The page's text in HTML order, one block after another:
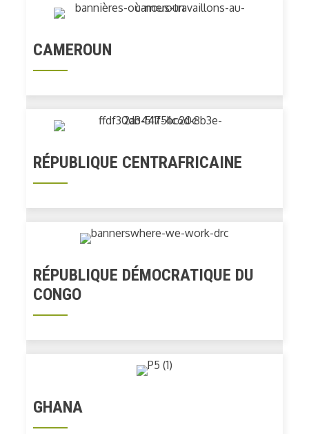
CAMEROUN
RÉPUBLIQUE CENTRAFRICAINE
RÉPUBLIQUE DÉMOCRATIQUE DU
CONGO
GHANA